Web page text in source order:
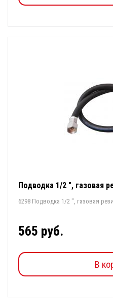
Подводка 1/2 ", газовая
6298 Подводка 1/2 ", газовая
565 руб.
В